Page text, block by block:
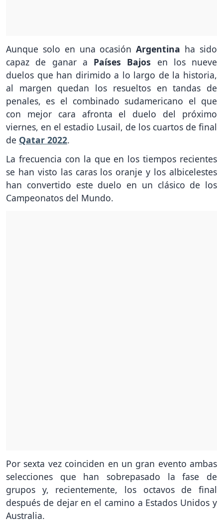
Aunque solo en una ocasiónArgentina ha sido
capaz de ganar a Países Bajos en los nueve
duelos que han dirimido a lo largo de la historia,
al margen quedan los resueltos en tandas de
penales, es el combinado sudamericano el que
con mejor cara afronta el duelo del próximo
viernes, en el estadio Lusail, de los cuartos de final
de Qatar 2022.
La frecuencia con la que en los tiempos recientes
se han visto las caras los oranje y los albicelestes
han convertido este duelo en un clásico de los
Campeonatos del Mundo.
Por sexta vez coinciden en un gran evento ambas
selecciones que han sobrepasado la fase de
grupos y, recientemente, los octavos de final
después de dejar en el camino a Estados Unidos y
Australia.